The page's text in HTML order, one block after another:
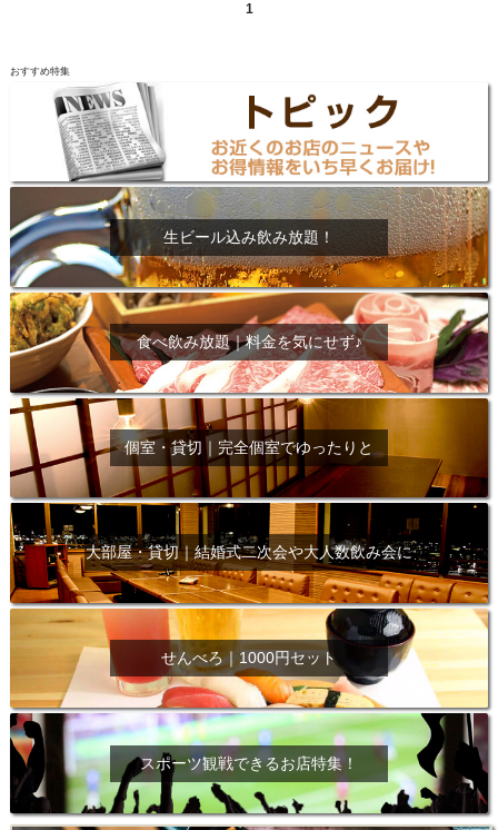
1
おすすめ特集
生ビール込み飲み放題！
食べ飲み放題｜料金を気にせず♪
個室・貸切｜完全個室でゆったりと
大部屋・貸切｜結婚式二次会や大人数飲み会に
せんべろ｜1000円セット
スポーツ観戦できるお店特集！